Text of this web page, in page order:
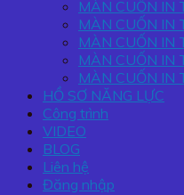
MÀN CUỐN IN
MÀN CUỐN IN
MÀN CUỐN IN
MÀN CUỐN IN
MÀN CUỐN IN
HỒ SƠ NĂNG LỰC
Công trình
VIDEO
BLOG
Liên hệ
Đăng nhập